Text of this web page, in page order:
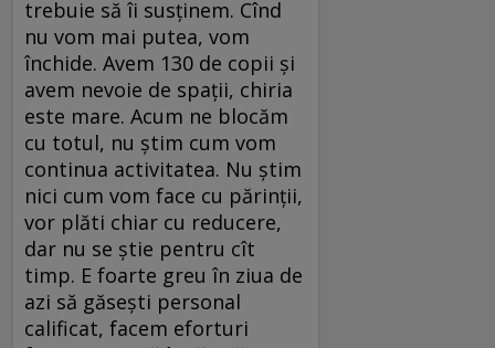
trebuie să îi susținem. Cînd
nu vom mai putea, vom
închide. Avem 130 de copii și
avem nevoie de spații, chiria
este mare. Acum ne blocăm
cu totul, nu știm cum vom
continua activitatea. Nu știm
nici cum vom face cu părinții,
vor plăti chiar cu reducere,
dar nu se știe pentru cît
timp. E foarte greu în ziua de
azi să găsești personal
calificat, facem eforturi